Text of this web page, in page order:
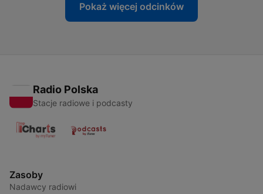
Pokaż więcej odcinków
Radio Polska
Stacje radiowe i podcasty
Zasoby
Nadawcy radiowi